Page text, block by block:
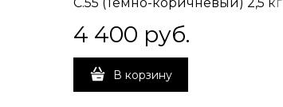
4 400 руб.
В корзину